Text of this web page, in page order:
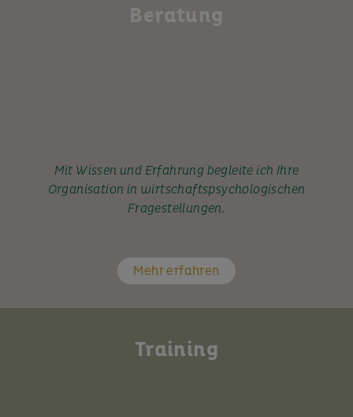
Beratung
Mit Wissen und Erfahrung begleite ich Ihre
Organisation in wirtschaftspsychologischen
Fragestellungen.
Mehr erfahren
Training